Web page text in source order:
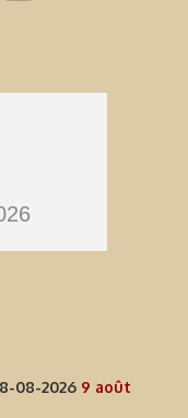
08-2026 9 août